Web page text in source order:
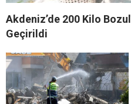
Akdeniz’de 200 Kilo
Geçirildi